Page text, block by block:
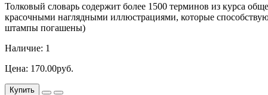
Толковый словарь содержит более 1500 терминов из курса
красочными наглядными иллюстрациями, которые
штампы погашены)
Наличие: 1
Цена: 170.00руб.
Купить